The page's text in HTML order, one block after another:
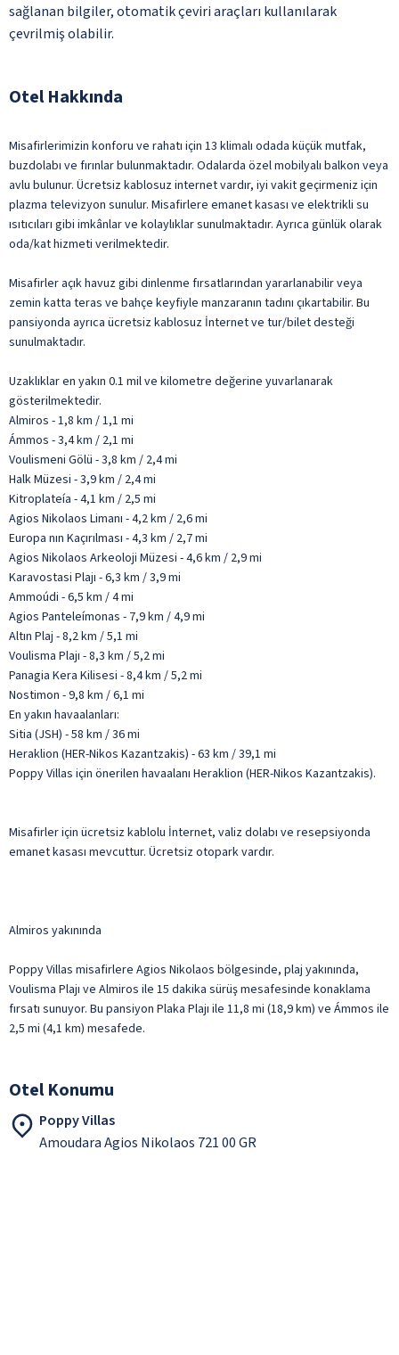
sağlanan bilgiler, otomatik çeviri araçları kullanılarak
çevrilmiş olabilir.
Otel Hakkında
Misafirlerimizin konforu ve rahatı için 13 klimalı odada küçük mutfak,
buzdolabı ve fırınlar bulunmaktadır. Odalarda özel mobilyalı balkon veya
avlu bulunur. Ücretsiz kablosuz internet vardır, iyi vakit geçirmeniz için
plazma televizyon sunulur. Misafirlere emanet kasası ve elektrikli su
ısıtıcıları gibi imkânlar ve kolaylıklar sunulmaktadır. Ayrıca günlük olarak
oda/kat hizmeti verilmektedir.
Misafirler açık havuz gibi dinlenme fırsatlarından yararlanabilir veya
zemin katta teras ve bahçe keyfiyle manzaranın tadını çıkartabilir. Bu
pansiyonda ayrıca ücretsiz kablosuz İnternet ve tur/bilet desteği
sunulmaktadır.
Uzaklıklar en yakın 0.1 mil ve kilometre değerine yuvarlanarak
gösterilmektedir.
Almiros - 1,8 km / 1,1 mi
Ámmos - 3,4 km / 2,1 mi
Voulismeni Gölü - 3,8 km / 2,4 mi
Halk Müzesi - 3,9 km / 2,4 mi
Kitroplateía - 4,1 km / 2,5 mi
Agios Nikolaos Limanı - 4,2 km / 2,6 mi
Europa nın Kaçırılması - 4,3 km / 2,7 mi
Agios Nikolaos Arkeoloji Müzesi - 4,6 km / 2,9 mi
Karavostasi Plajı - 6,3 km / 3,9 mi
Ammoúdi - 6,5 km / 4 mi
Agios Panteleímonas - 7,9 km / 4,9 mi
Altın Plaj - 8,2 km / 5,1 mi
Voulisma Plajı - 8,3 km / 5,2 mi
Panagia Kera Kilisesi - 8,4 km / 5,2 mi
Nostimon - 9,8 km / 6,1 mi
En yakın havaalanları:
Sitia (JSH) - 58 km / 36 mi
Heraklion (HER-Nikos Kazantzakis) - 63 km / 39,1 mi
Poppy Villas için önerilen havaalanı Heraklion (HER-Nikos Kazantzakis).
Misafirler için ücretsiz kablolu İnternet, valiz dolabı ve resepsiyonda
emanet kasası mevcuttur. Ücretsiz otopark vardır.
Almiros yakınında
Poppy Villas misafirlere Agios Nikolaos bölgesinde, plaj yakınında,
Voulisma Plajı ve Almiros ile 15 dakika sürüş mesafesinde konaklama
fırsatı sunuyor. Bu pansiyon Plaka Plajı ile 11,8 mi (18,9 km) ve Ámmos ile
2,5 mi (4,1 km) mesafede.
Otel Konumu
Poppy Villas
Amoudara Agios Nikolaos 721 00 GR